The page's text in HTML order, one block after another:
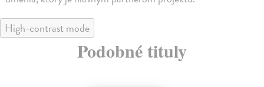
High-contrast mode
Podobné tituly